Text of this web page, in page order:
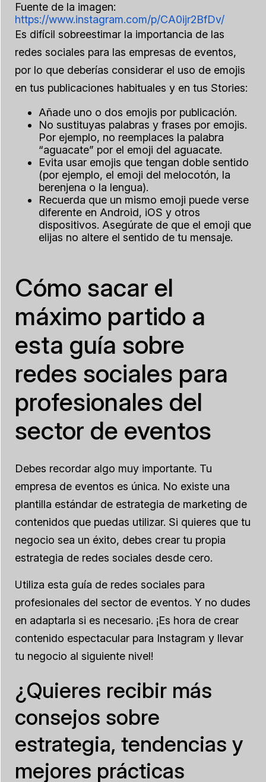
Fuente de la imagen:
https://www.instagram.com/p/CA0ijr2BfDv/
Es difícil sobreestimar la importancia de las
redes sociales para las empresas de eventos,
por lo que deberías considerar el uso de emojis
en tus publicaciones habituales y en tus Stories:
Añade uno o dos emojis por publicación.
No sustituyas palabras y frases por emojis.
Por ejemplo, no reemplaces la palabra
“aguacate” por el emoji del aguacate.
Evita usar emojis que tengan doble sentido
(por ejemplo, el emoji del melocotón, la
berenjena o la lengua).
Recuerda que un mismo emoji puede verse
diferente en Android, iOS y otros
dispositivos. Asegúrate de que el emoji que
elijas no altere el sentido de tu mensaje.
Cómo sacar el
máximo partido a
esta guía sobre
redes sociales para
profesionales del
sector de eventos
Debes recordar algo muy importante. Tu
empresa de eventos es única. No existe una
plantilla estándar de estrategia de marketing de
contenidos que puedas utilizar. Si quieres que tu
negocio sea un éxito, debes crear tu propia
estrategia de redes sociales desde cero.
Utiliza esta guía de redes sociales para
profesionales del sector de eventos. Y no dudes
en adaptarla si es necesario. ¡Es hora de crear
contenido espectacular para Instagram y llevar
tu negocio al siguiente nivel!
¿Quieres recibir más
consejos sobre
estrategia, tendencias y
mejores prácticas